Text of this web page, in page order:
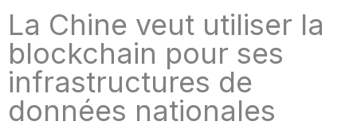
La Chine veut utiliser la
blockchain pour ses
infrastructures de
données nationales